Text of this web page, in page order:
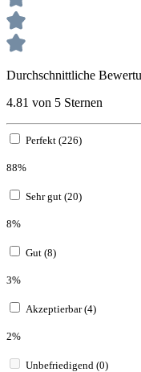
Durchschnittliche
4.81 von 5 Sternen
Perfekt (226)
88%
Sehr gut (20)
8%
Gut (8)
3%
Akzeptierbar (4)
2%
Unbefriedigend (0)